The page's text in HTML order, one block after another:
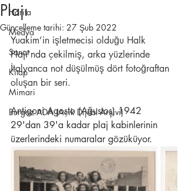
Harita
Medya
Sanat
Kitap
Mimari
Burgaz ADA (Açık Dijital Arşivi)
Plajı
Güncelleme tarihi: 27 Şub 2022
Yuakim’in işletmecisi olduğu Halk
Plajı'nda çekilmiş, arka yüzlerinde
İtalyanca not düşülmüş dört fotoğraftan
oluşan bir seri.
Antigoni Agosto (Ağustos) 1942
29'dan 39'a kadar plaj kabinlerinin
üzerlerindeki numaralar gözüküyor.